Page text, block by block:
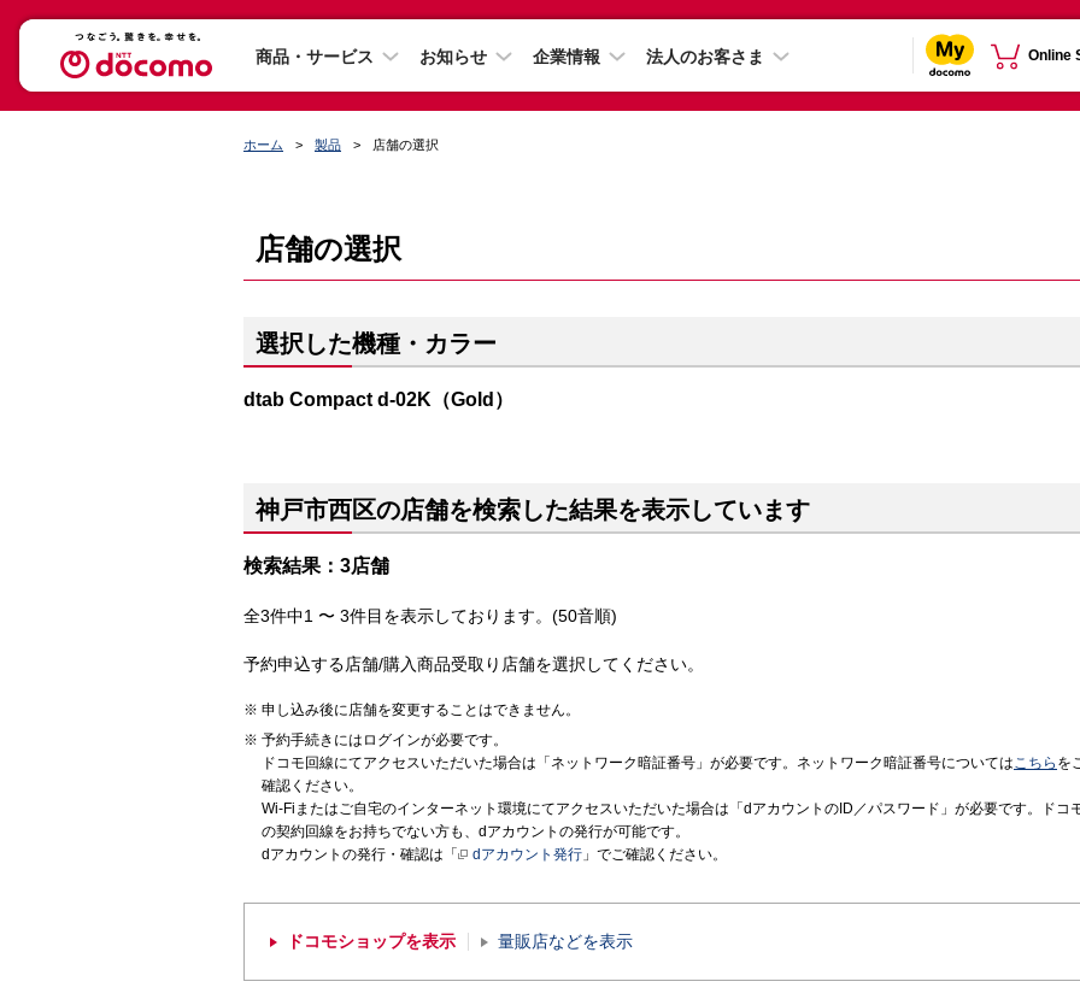
商品・サービス お知らせ 企業情報 法人のお客さま Online
ホーム 製品 店舗の選択
店舗の選択
選択した機種・カラー
dtab Compact d-02K（Gold）
神戸市西区の店舗を検索した結果を表示しています
検索結果：3店舗
全3件中1 〜 3件目を表示しております。(50音順)
予約申込する店舗/購入商品受取り店舗を選択してください。
申し込み後に店舗を変更することはできません。
予約手続きにはログインが必要です。
ドコモ回線にてアクセスいただいた場合は「ネットワーク暗証番号」が必要です。ネットワーク暗証番号についてはこちら を
確認ください。
Wi-Fiまたはご自宅のインターネット環境にてアクセスいただいた場合は「dアカウントのID／パスワード」が必要です。ドコ
の契約回線をお持ちでない方も、dアカウントの発行が可能です。
dアカウントの発行・確認は「
dアカウント発行 」でご確認ください。
ドコモショップを表示 量販店などを表示